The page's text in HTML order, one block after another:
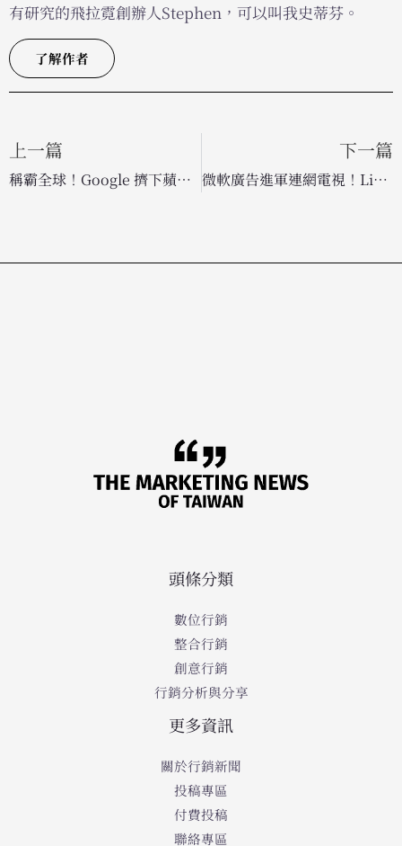
有研究的飛拉霓創辦人Stephen，可以叫我史蒂芬。
了解作者
上一篇
稱霸全球！Google 擠下蘋果奪冠，Kantar 品牌價值榜揭示 AI 勢不可擋
下一篇
微軟廣告進軍連網電視！LinkedIn 精準數據助力 B2B 品牌鎖定職場受眾
頭條分類
數位行銷
整合行銷
創意行銷
行銷分析與分享
更多資訊
關於行銷新聞
投稿專區
付費投稿
聯絡專區